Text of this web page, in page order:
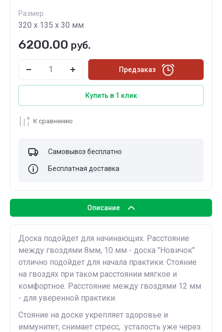
Размер
320 х 135 х 30 мм
6200.00 руб.
Предзаказ
Купить в 1 клик
К сравнению
Самовывоз бесплатно
Бесплатная доставка
Описание
Доска подойдет для начинающих. Расстояние
между гвоздями 8мм, 10 мм - доска "Новичок"
отлично подойдет для начала практики. Стояние
на гвоздях при таком расстоянии мягкое и
комфортное. Расстояние между гвоздями 12 мм
- для уверенной практики.
Стояние на доске укрепляет здоровье и
иммунитет, снимает стресс, усталость уже через